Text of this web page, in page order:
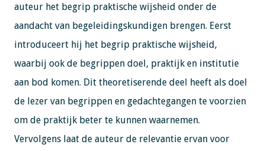
auteur het begrip praktische wijsheid onder de
aandacht van begeleidingskundigen brengen. Eerst
introduceert hij het begrip praktische wijsheid,
waarbij ook de begrippen doel, praktijk en institutie
aan bod komen. Dit theoretiserende deel heeft als doel
de lezer van begrippen en gedachtegangen te voorzien
om de praktijk beter te kunnen waarnemen.
Vervolgens laat de auteur de relevantie ervan voor